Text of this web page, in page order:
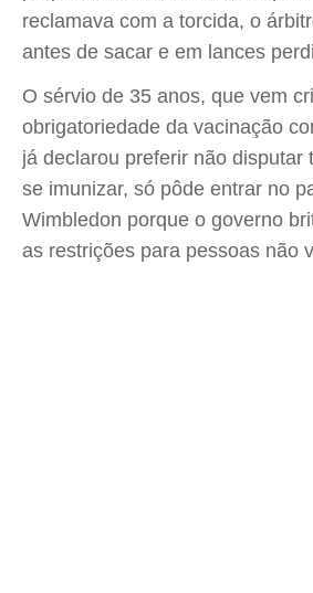
reclamava com a torcida, o
antes de sacar e em lances
O sérvio de 35 anos, que vem
obrigatoriedade da vacinação
já declarou preferir não disputar
se imunizar, só pôde entrar no
Wimbledon porque o governo
as restrições para pessoas não